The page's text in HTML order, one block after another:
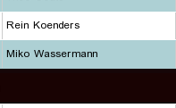
Rein Koenders
Miko Wassermann